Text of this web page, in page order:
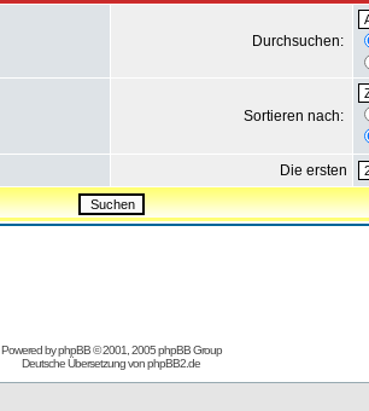
Durchsuchen:
Sortieren nach:
Die ersten
Powered byphpBB© 2001, 2005 phpBB Group
Deutsche Übersetzung vonphpBB2.de